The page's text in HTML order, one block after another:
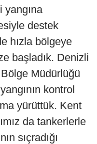
yangına
destek
hızla bölgeye
başladık. Denizli
Müdürlüğü
kontrol
yürüttük. Kent
da tankerlerle
sıçradığı